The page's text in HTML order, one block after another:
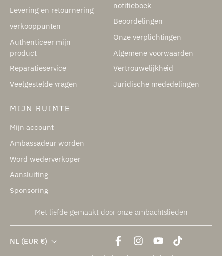
Levering en retournering
verkooppunten
Authenticeer mijn
product
Reparatieservice
Veelgestelde vragen
notitieboek
Beoordelingen
Onze verplichtingen
Algemene voorwaarden
Vertrouwelijkheid
Juridische mededelingen
MIJN RUIMTE
Mijn account
Ambassadeur worden
Word wederverkoper
Aansluiting
Sponsoring
NL (EUR €)
Met liefde gemaakt door onze ambachtslieden